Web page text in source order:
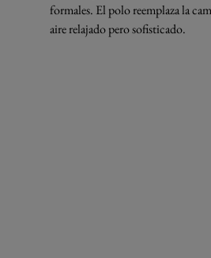
formales. El polo reemplaza la
aire relajado pero sofisticado.